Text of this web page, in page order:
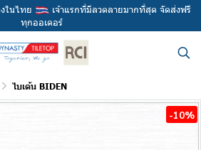
ในไทย
เจ้าแรกที่มีลวดลายมากที่สุด จัดส่งฟรี
ทุกออเดอร์
ไบเด้น BIDEN
-10%